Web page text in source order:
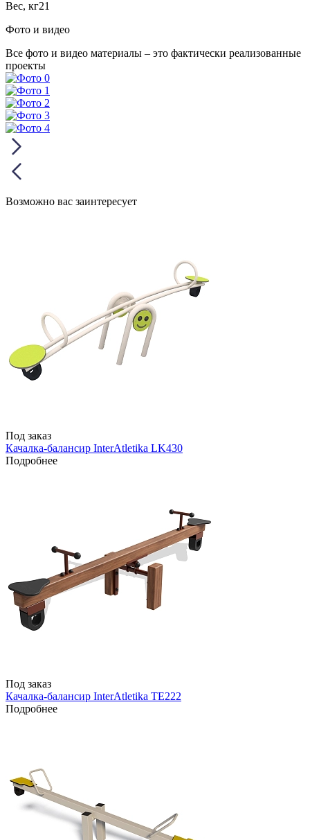
Вес, кг21
Фото и видео
Все фото и видео материалы – это фактически реализованные
проекты
Возможно вас заинтересует
Под заказ
Качалка-балансир InterAtletika LK430
Подробнее
Под заказ
Качалка-балансир InterAtletika TE222
Подробнее